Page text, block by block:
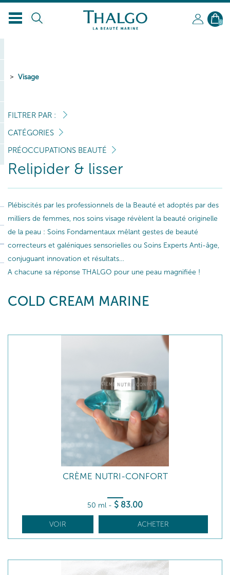
FR
0
Visage
FILTRER PAR :
CATÉGORIES
PRÉOCCUPATIONS BEAUTÉ
Relipider & lisser
Plébiscités par les professionnels de la Beauté et adoptés par des
milliers de femmes, nos soins visage révèlent la beauté originelle
de la peau : Soins Fondamentaux mêlant gestes de beauté
correcteurs et galéniques sensorielles ou Soins Experts Anti-âge,
conjuguant innovation et résultats…
A chacune sa réponse THALGO pour une peau magnifiée !
COLD CREAM MARINE
CRÈME NUTRI-CONFORT
50 ml - $ 83.00
VOIR ACHETER